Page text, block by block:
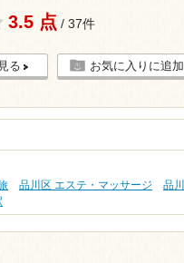
3.5 点 / 37件
る お気に入りに追加
品川区 エステ・マッサージ
品